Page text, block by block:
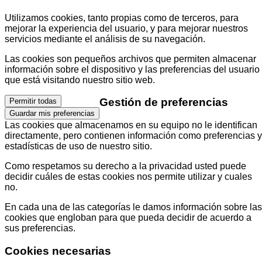
Utilizamos cookies, tanto propias como de terceros, para
mejorar la experiencia del usuario, y para mejorar nuestros
servicios mediante el análisis de su navegación.
Las cookies son pequeños archivos que permiten almacenar
información sobre el dispositivo y las preferencias del usuario
que está visitando nuestro sitio web.
Permitir todas
Guardar mis preferencias
Gestión de preferencias
Las cookies que almacenamos en su equipo no le identifican
directamente, pero contienen información como preferencias y
estadísticas de uso de nuestro sitio.
Como respetamos su derecho a la privacidad usted puede
decidir cuáles de estas cookies nos permite utilizar y cuales
no.
En cada una de las categorías le damos información sobre las
cookies que engloban para que pueda decidir de acuerdo a
sus preferencias.
Cookies necesarias